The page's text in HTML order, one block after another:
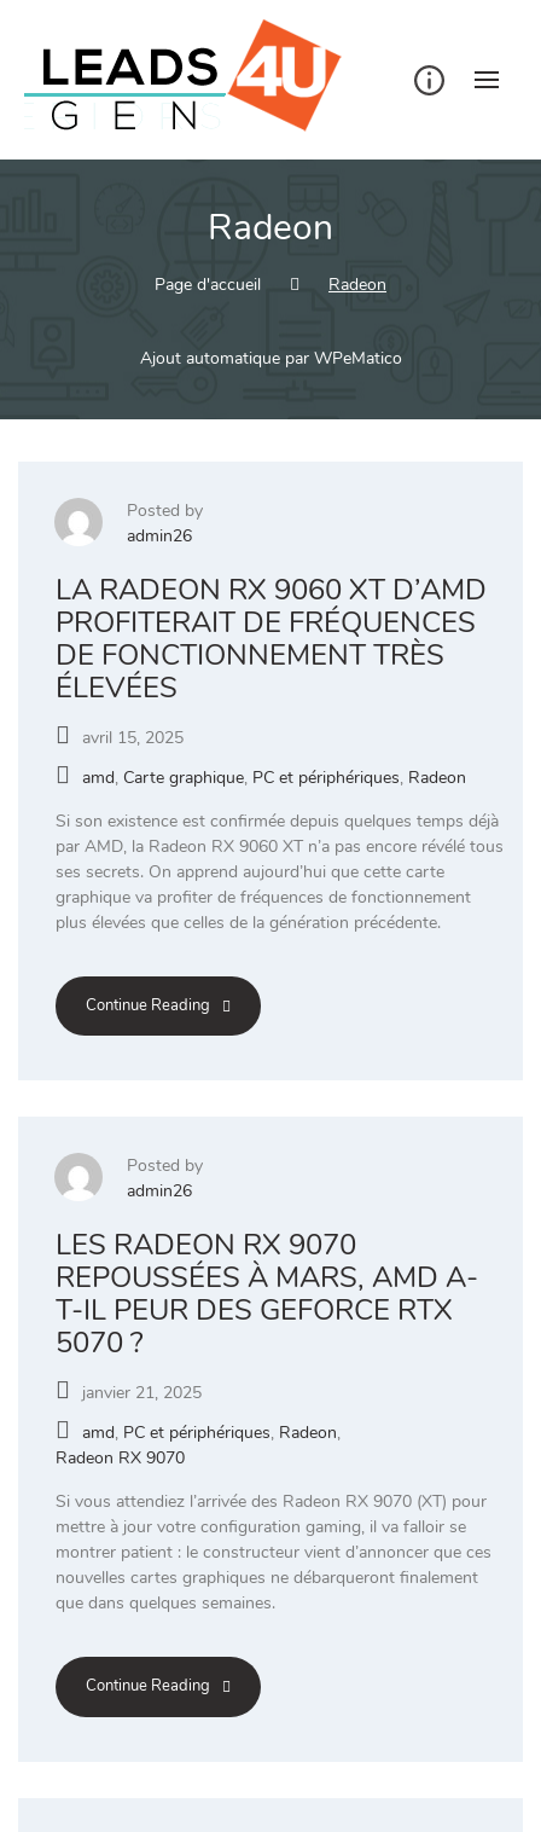
Radeon
Page d'accueil Radeon
Ajout automatique par WPeMatico
Posted by
admin26
LA RADEON RX 9060 XT D’AMD
PROFITERAIT DE FRÉQUENCES
DE FONCTIONNEMENT TRÈS
ÉLEVÉES
avril 15, 2025
amd, Carte graphique, PC et périphériques, Radeon
Si son existence est confirmée depuis quelques temps déjà
par AMD, la Radeon RX 9060 XT n’a pas encore révélé tous
ses secrets. On apprend aujourd’hui que cette carte
graphique va profiter de fréquences de fonctionnement
plus élevées que celles de la génération précédente.
Continue Reading
Posted by
admin26
LES RADEON RX 9070
REPOUSSÉES À MARS, AMD A-
T-IL PEUR DES GEFORCE RTX
5070 ?
janvier 21, 2025
amd, PC et périphériques, Radeon,
Radeon RX 9070
Si vous attendiez l’arrivée des Radeon RX 9070 (XT) pour
mettre à jour votre configuration gaming, il va falloir se
montrer patient : le constructeur vient d’annoncer que ces
nouvelles cartes graphiques ne débarqueront finalement
que dans quelques semaines.
Continue Reading